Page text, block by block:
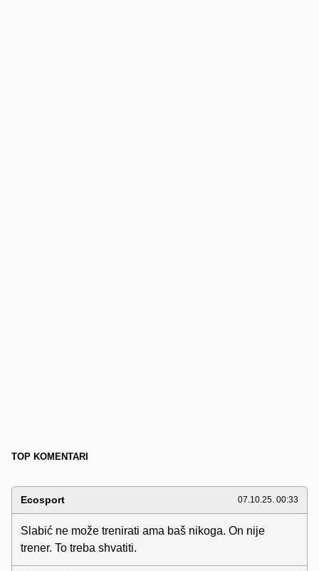
TOP KOMENTARI
Ecosport 07.10.25. 00:33
Slabić ne može trenirati ama baš nikoga. On nije
trener. To treba shvatiti.